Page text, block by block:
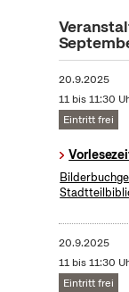
20.9.2025
11 bis 11:30
Eintritt frei
20.9.2025
11 bis 11:30
Eintritt frei